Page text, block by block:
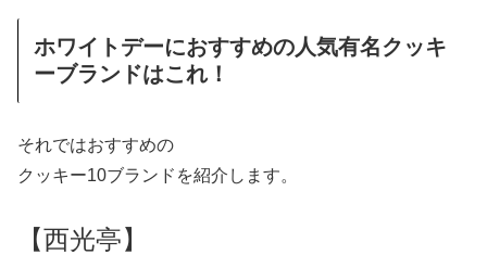
ホワイトデーにおすすめの人気有名クッキ
ーブランドはこれ！
それではおすすめの
クッキー10ブランドを紹介します。
【西光亭】